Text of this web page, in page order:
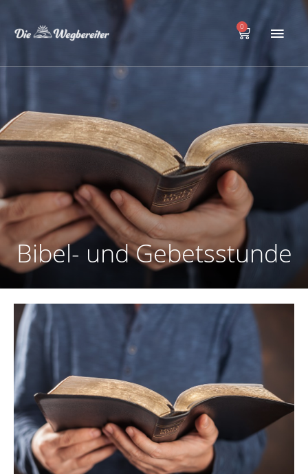
Inhalt
0
Warenkorb
Bibel- und Gebetsstunde